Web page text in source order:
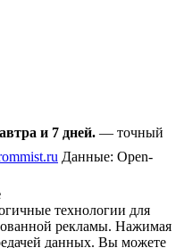
и 7 дней. — точный
Данные: Open-
технологии для
рекламы. Нажимая
данных. Вы можете